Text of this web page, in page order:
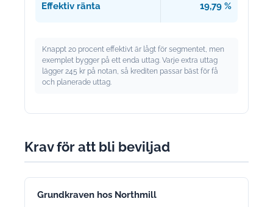
Effektiv ränta 19,79 %
Knappt 20 procent effektivt är lågt för segmentet, men
exemplet bygger på ett enda uttag. Varje extra uttag
lägger 245 kr på notan, så krediten passar bäst för få
och planerade uttag.
Krav för att bli beviljad
Grundkraven hos Northmill